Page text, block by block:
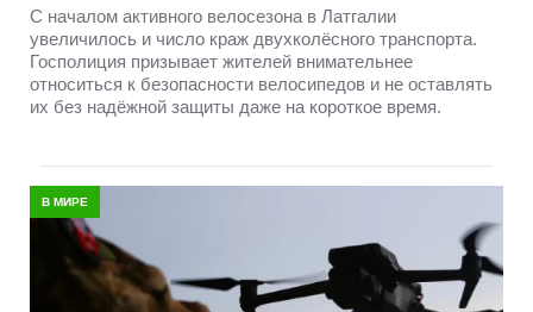
С началом активного велосезона в Латгалии
увеличилось и число краж двухколёсного транспорта.
Госполиция призывает жителей внимательнее
относиться к безопасности велосипедов и не оставлять
их без надёжной защиты даже на короткое время.
В МИРЕ